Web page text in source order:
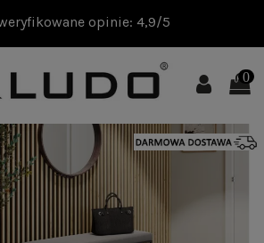
20 000+ sprzedanych produktów
0